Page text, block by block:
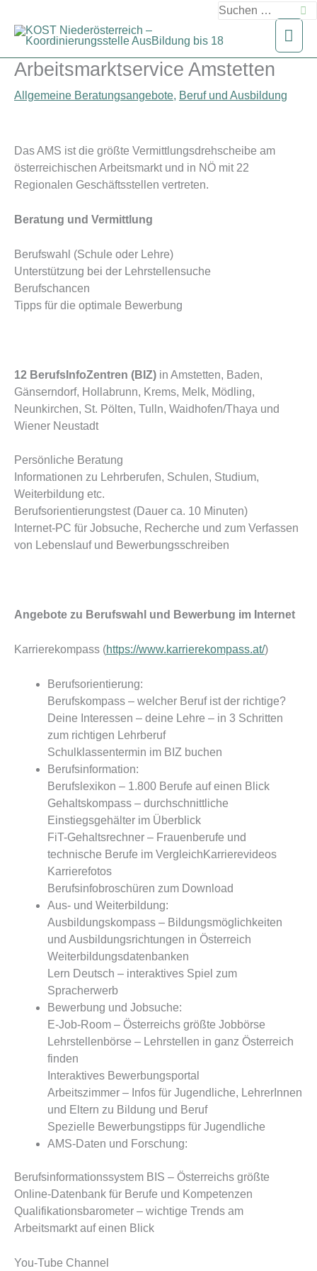
Inhalt
springen
Suchen
Arbeitsmarktservice Amstetten
Allgemeine Beratungsangebote, Beruf und Ausbildung
Das AMS ist die größte Vermittlungsdrehscheibe am
österreichischen Arbeitsmarkt und in NÖ mit 22
Regionalen Geschäftsstellen vertreten.
Beratung und Vermittlung
Berufswahl (Schule oder Lehre)
Unterstützung bei der Lehrstellensuche
Berufschancen
Tipps für die optimale Bewerbung
12 BerufsInfoZentren (BIZ) in Amstetten, Baden,
Gänserndorf, Hollabrunn, Krems, Melk, Mödling,
Neunkirchen, St. Pölten, Tulln, Waidhofen/Thaya und
Wiener Neustadt
Persönliche Beratung
Informationen zu Lehrberufen, Schulen, Studium,
Weiterbildung etc.
Berufsorientierungstest (Dauer ca. 10 Minuten)
Internet-PC für Jobsuche, Recherche und zum Verfassen
von Lebenslauf und Bewerbungsschreiben
Angebote zu Berufswahl und Bewerbung im Internet
Karrierekompass (https://www.karrierekompass.at/)
Berufsorientierung:
Berufskompass – welcher Beruf ist der richtige?
Deine Interessen – deine Lehre – in 3 Schritten
zum richtigen Lehrberuf
Schulklassentermin im BIZ buchen
Berufsinformation:
Berufslexikon – 1.800 Berufe auf einen Blick
Gehaltskompass – durchschnittliche
Einstiegsgehälter im Überblick
FiT-Gehaltsrechner – Frauenberufe und
technische Berufe im VergleichKarrierevideos
Karrierefotos
Berufsinfobroschüren zum Download
Aus- und Weiterbildung:
Ausbildungskompass – Bildungsmöglichkeiten
und Ausbildungsrichtungen in Österreich
Weiterbildungsdatenbanken
Lern Deutsch – interaktives Spiel zum
Spracherwerb
Bewerbung und Jobsuche:
E-Job-Room – Österreichs größte Jobbörse
Lehrstellenbörse – Lehrstellen in ganz Österreich
finden
Interaktives Bewerbungsportal
Arbeitszimmer – Infos für Jugendliche, LehrerInnen
und Eltern zu Bildung und Beruf
Spezielle Bewerbungstipps für Jugendliche
AMS-Daten und Forschung:
Berufsinformationssystem BIS – Österreichs größte
Online-Datenbank für Berufe und Kompetenzen
Qualifikationsbarometer – wichtige Trends am
Arbeitsmarkt auf einen Blick
You-Tube Channel